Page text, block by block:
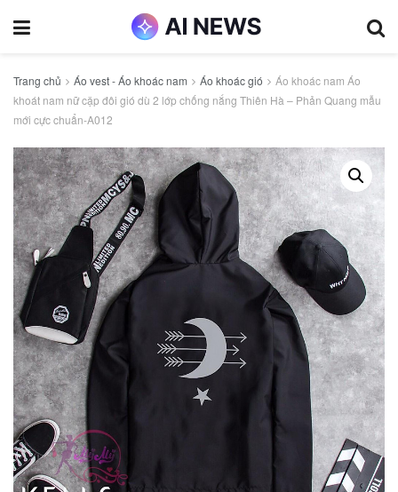
Trang chủ Áo vest - Áo khoác nam Áo khoác gió
Áo khoác nam Áo
khoát nam nữ cặp đôi gió dù 2 lớp chống nắng Thiên Hà – Phản Quang mẫu
mới cực chuẩn-A012